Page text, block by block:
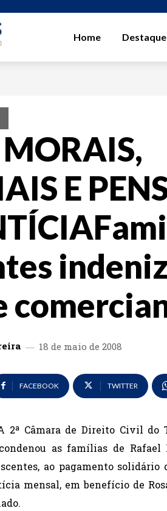
Home
E
18 de maio de 2008
FACEBOOK TWITTER
2ª Câmara de Direito Civil do
as famílias de
ao pagamento
mensal, em benefício de